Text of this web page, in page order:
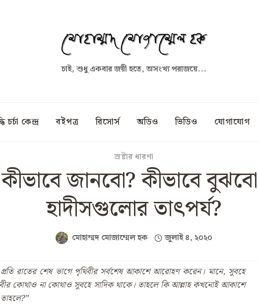
চাই, শুধু একবার জয়ী হতে, অসংখ্য পরাজয়ে...
চর্চা কেন্দ্র বইপত্র রিসোর্স অডিও ভিডিও যোগাযোগ
স্রষ্টার ধারণা
জানবো? কীভাবে বুঝবো
হাদীসগুলোর তাৎপর্য?
মোহাম্মদ মোজাম্মেল হক জুলাই ৪, ২০২০
রাতের শেষ ভাগে পৃথিবীর সর্বশেষ আকাশে আরোহণ করেন। মানে, সুবহে
কোথাও না কোথাও সুবহে সাদিক থাকে। তাহলে কি আল্লাহ কখনোই আকাশে